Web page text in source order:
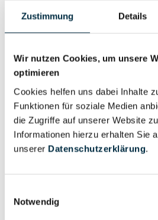
Zustimmung Details
Wir nutzen Cookies, um unsere
optimieren
Cookies helfen uns dabei Inhalte
Funktionen für soziale Medien
die Zugriffe auf unserer Website
Informationen hierzu erhalten Sie
unserer Datenschutzerklärung.
Notwendig
Geschäftsführer (1)
Wirtschaftlich
Berechtigter
Eigentums- und Kontrollstruktur